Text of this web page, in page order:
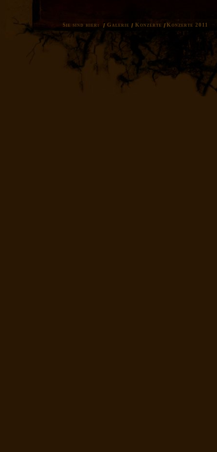
Sie sind hier: Galerie Konzerte Konzerte 2011